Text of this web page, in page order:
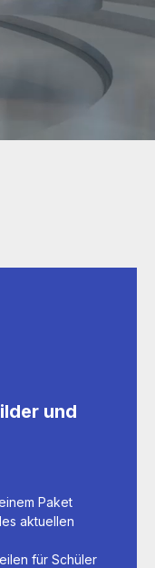
und
Paket
aktuellen
für Schüler